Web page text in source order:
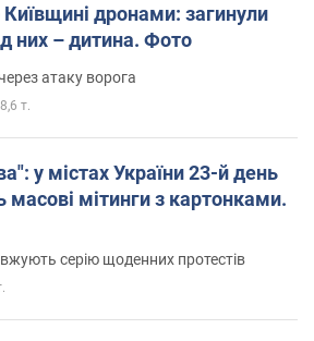
Київщині дронами: загинули
них – дитина. Фото
атаку ворога
8,6 т.
у містах України 23-й день
масові мітинги з картонками.
серію щоденних протестів